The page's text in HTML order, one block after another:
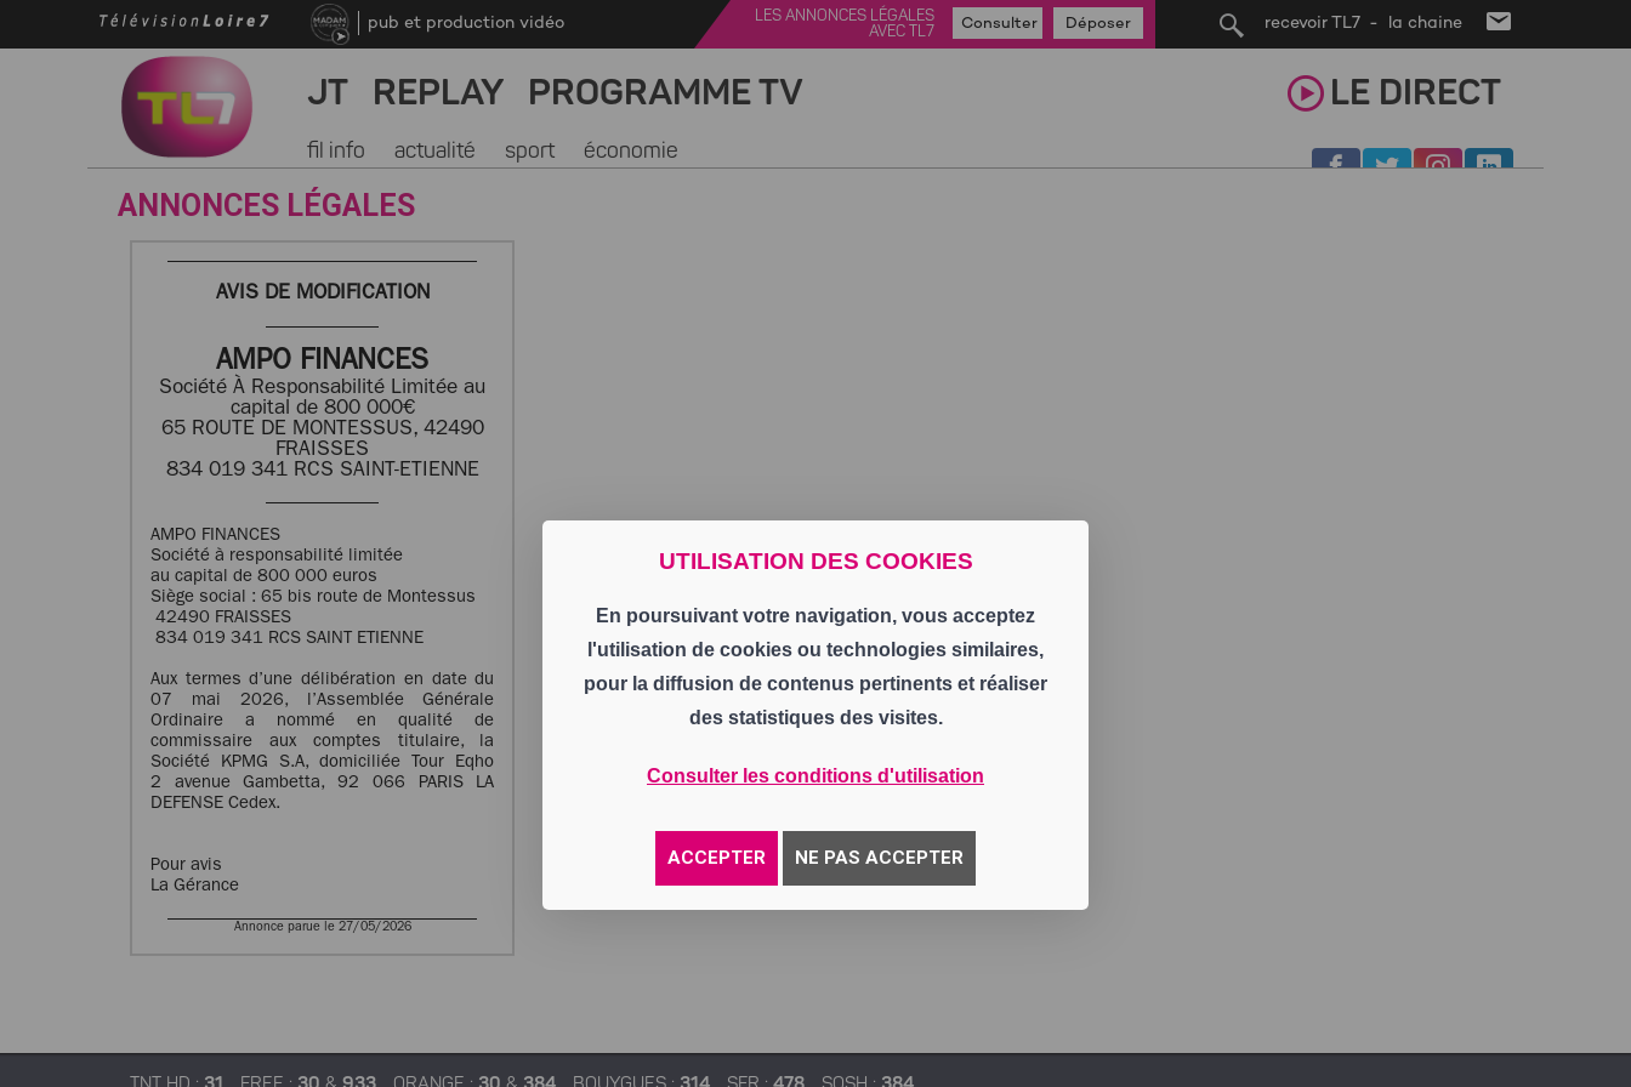
UTILISATION DES COOKIES
En poursuivant votre navigation, vous acceptez
l'utilisation de cookies ou technologies similaires,
pour la diffusion de contenus pertinents et réaliser
des statistiques des visites.
Consulter les conditions d'utilisation
ACCEPTER NE PAS ACCEPTER
recevoir TL7 - la chaine
pub et production vidéo
LES ANNONCES LÉGALES
AVEC TL7
Consulter Déposer
JT REPLAY PROGRAMME TV LE DIRECT
fil info actualité sport économie
ANNONCES LÉGALES
AVIS DE MODIFICATION
AMPO FINANCES
Société À Responsabilité Limitée au
capital de 800 000€
65 ROUTE DE MONTESSUS, 42490
FRAISSES
834 019 341 RCS SAINT-ETIENNE
AMPO FINANCES
Société à responsabilité limitée
au capital de 800 000 euros
Siège social : 65 bis route de Montessus
42490 FRAISSES
834 019 341 RCS SAINT ETIENNE
Aux termes d’une délibération en date du
07 mai 2026, l’Assemblée Générale
Ordinaire a nommé en qualité de
commissaire aux comptes titulaire, la
Société KPMG S.A, domiciliée Tour Eqho
2 avenue Gambetta, 92 066 PARIS LA
DEFENSE Cedex.
Pour avis
La Gérance
Annonce parue le 27/05/2026